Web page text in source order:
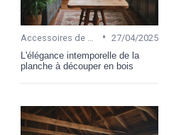
• 27/04/2025
L'élégance intemporelle de la
planche à découper en bois